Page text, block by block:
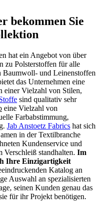
bekommen Sie
hat ein Angebot von über
zu Polsterstoffen für alle
und Leinenstoffen
das Unternehmen eine
einer Vielzahl von Stilen,
sind qualitativ sehr
eine Vielzahl von
Farbabstimmung,
Jab Anstoetz Fabrics hat sich
in der Textilbranche
Kundenservice und
standhalten. Im
Ihre Einzigartigkeit
Katalog an
Auswahl an spezialisierten
seinen Kunden genau das
für ihr Projekt benötigen.